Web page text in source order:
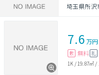
埼玉県所沢
7.6 万円
敷 無料 礼
1K / 19.87㎡ /